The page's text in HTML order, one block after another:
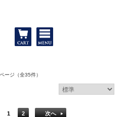
ージ （全35件）
1 2 次へ